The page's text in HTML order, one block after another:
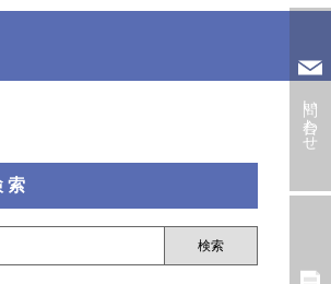
問い合わせ
索